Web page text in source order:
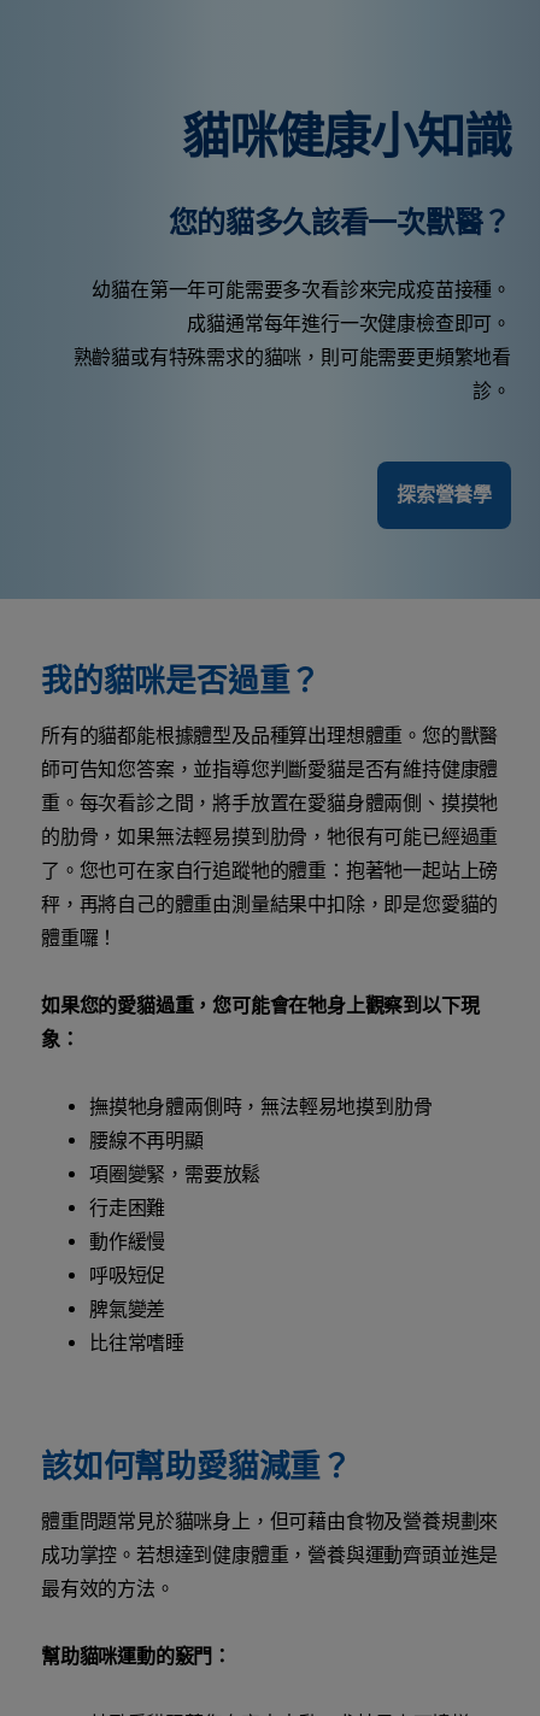
貓咪健康小知識
您的貓多久該看一次獸醫？
幼貓在第一年可能需要多次看診來完成疫苗接種。
成貓通常每年進行一次健康檢查即可。
熟齡貓或有特殊需求的貓咪，則可能需要更頻繁地看
診。
探索營養學
我的貓咪是否過重？
所有的貓都能根據體型及品種算出理想體重。您的獸醫
師可告知您答案，並指導您判斷愛貓是否有維持健康體
重。每次看診之間，將手放置在愛貓身體兩側、摸摸牠
的肋骨，如果無法輕易摸到肋骨，牠很有可能已經過重
了。您也可在家自行追蹤牠的體重：抱著牠一起站上磅
秤，再將自己的體重由測量結果中扣除，即是您愛貓的
體重囉！
如果您的愛貓過重，您可能會在牠身上觀察到以下現
象：
撫摸牠身體兩側時，無法輕易地摸到肋骨
腰線不再明顯
項圈變緊，需要放鬆
行走困難
動作緩慢
呼吸短促
脾氣變差
比往常嗜睡
該如何幫助愛貓減重？
體重問題常見於貓咪身上，但可藉由食物及營養規劃來
成功掌控。若想達到健康體重，營養與運動齊頭並進是
最有效的方法。
幫助貓咪運動的竅門：